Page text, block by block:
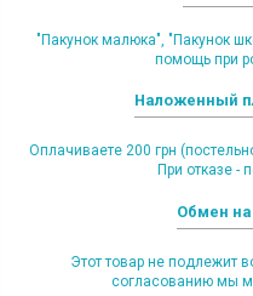
"Пакунок малюка", "Пакунок
помощь при
Наложенный
Оплачиваете 200 грн
При отказе -
Обмен
Этот товар не подлежит
согласованию мы